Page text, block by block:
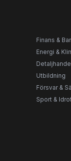
Finans &
Energi &
Utbildning
Försvar &
Sport &